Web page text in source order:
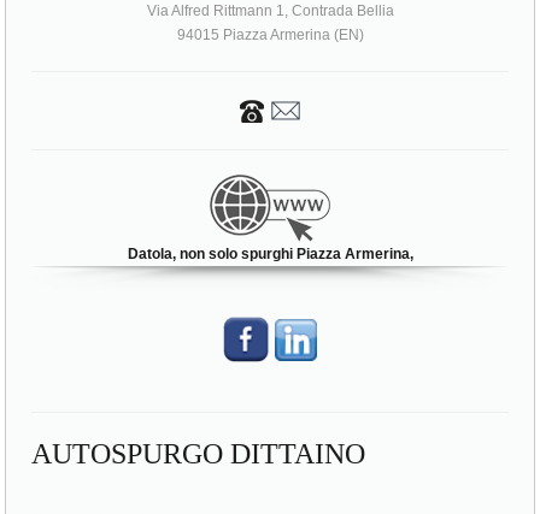
Via Alfred Rittmann 1, Contrada Bellia
94015 Piazza Armerina (EN)
Datola, non solo spurghi Piazza Armerina,
AUTOSPURGO DITTAINO